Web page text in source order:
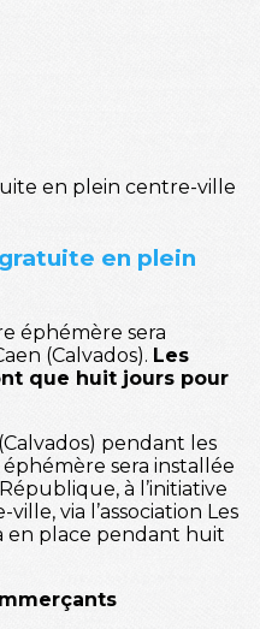
en plein
éphémère sera
(Calvados). Les
que huit jours pour
(Calvados) pendant les
sera installée
à l’initiative
via l’association Les
en place pendant huit